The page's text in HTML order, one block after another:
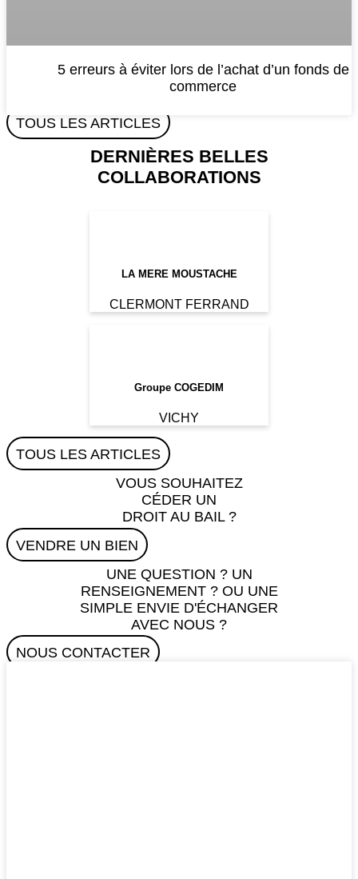
5 erreurs à éviter lors de l’achat d’un fonds de
commerce
TOUS LES ARTICLES
DERNIÈRES BELLES
COLLABORATIONS
LA MERE MOUSTACHE
CLERMONT FERRAND
Groupe COGEDIM
VICHY
TOUS LES ARTICLES
VOUS SOUHAITEZ
CÉDER UN
DROIT AU BAIL ?
VENDRE UN BIEN
UNE QUESTION ? UN
RENSEIGNEMENT ? OU UNE
SIMPLE ENVIE D'ÉCHANGER
AVEC NOUS ?
NOUS CONTACTER